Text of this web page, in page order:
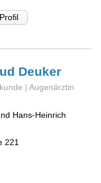
Deuker
| Augenärztin
Hans-Heinrich
221